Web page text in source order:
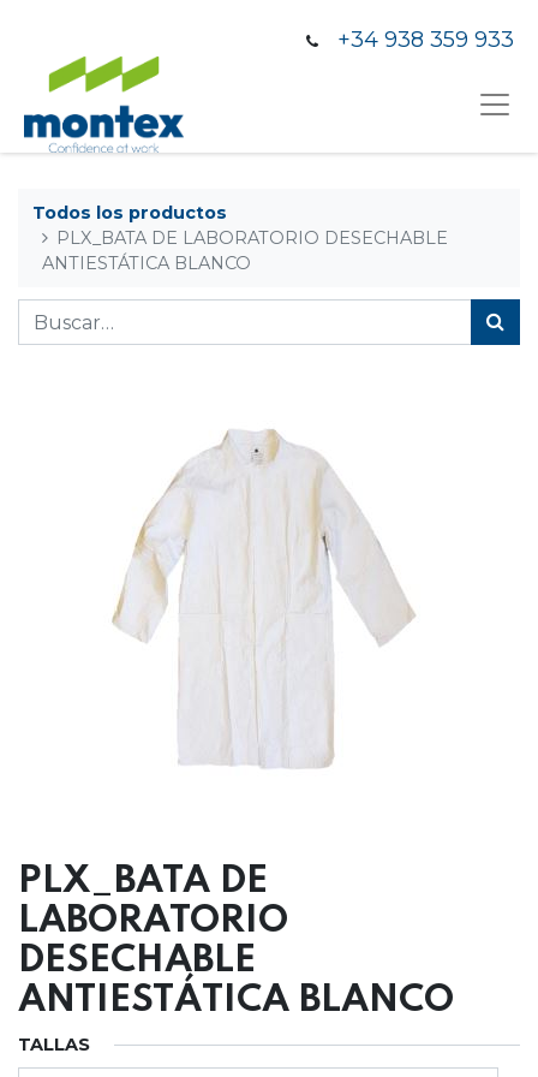
+34 938 359 933
Todos los productos
PLX_BATA DE LABORATORIO DESECHABLE
ANTIESTÁTICA BLANCO
PLX_BATA DE
LABORATORIO
DESECHABLE
ANTIESTÁTICA BLANCO
TALLAS